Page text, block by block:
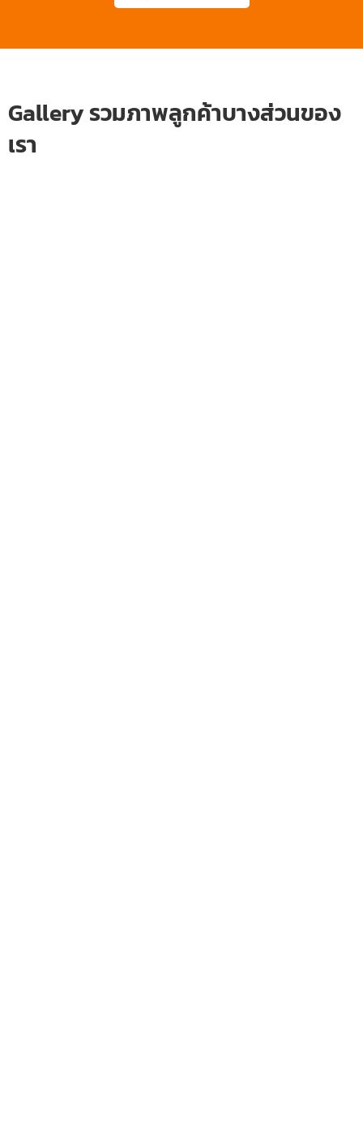
Gallery รวมภาพลูกค้าบางส่วนของ
เรา